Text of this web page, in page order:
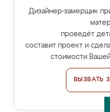
Дизайнер-замерщик
проведёт
составит проект и
стоимости
ВЫЗВАТЬ